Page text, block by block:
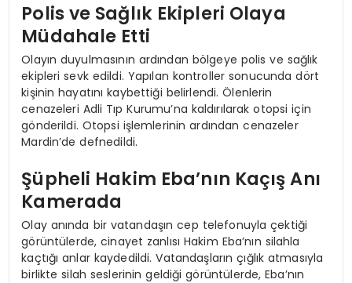
Polis ve Sağlık Ekipleri Olaya
Müdahale Etti
Olayın duyulmasının ardından bölgeye polis ve sağlık
ekipleri sevk edildi. Yapılan kontroller sonucunda dört
kişinin hayatını kaybettiği belirlendi. Ölenlerin
cenazeleri Adli Tıp Kurumu’na kaldırılarak otopsi için
gönderildi. Otopsi işlemlerinin ardından cenazeler
Mardin’de defnedildi.
Şüpheli Hakim Eba’nın Kaçış Anı
Kamerada
Olay anında bir vatandaşın cep telefonuyla çektiği
görüntülerde, cinayet zanlısı Hakim Eba’nın silahla
kaçtığı anlar kaydedildi. Vatandaşların çığlık atmasıyla
birlikte silah seslerinin geldiği görüntülerde, Eba’nın